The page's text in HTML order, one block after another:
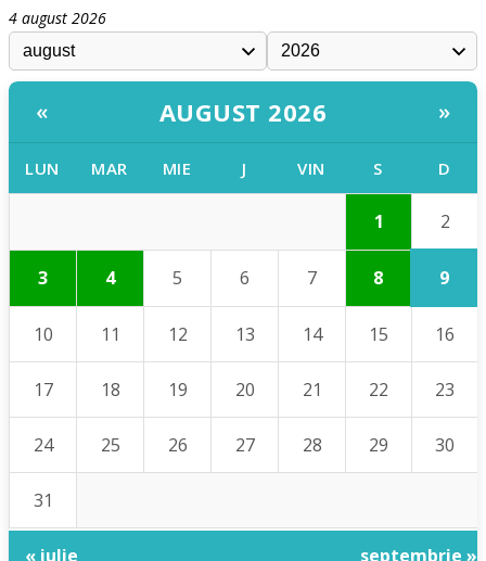
4 august 2026
« AUGUST 2026 »
LUN MAR MIE J VIN S D
1 2
3 4 5 6 7 8 9
10 11 12 13 14 15 16
17 18 19 20 21 22 23
24 25 26 27 28 29 30
31
« iulie septembrie »